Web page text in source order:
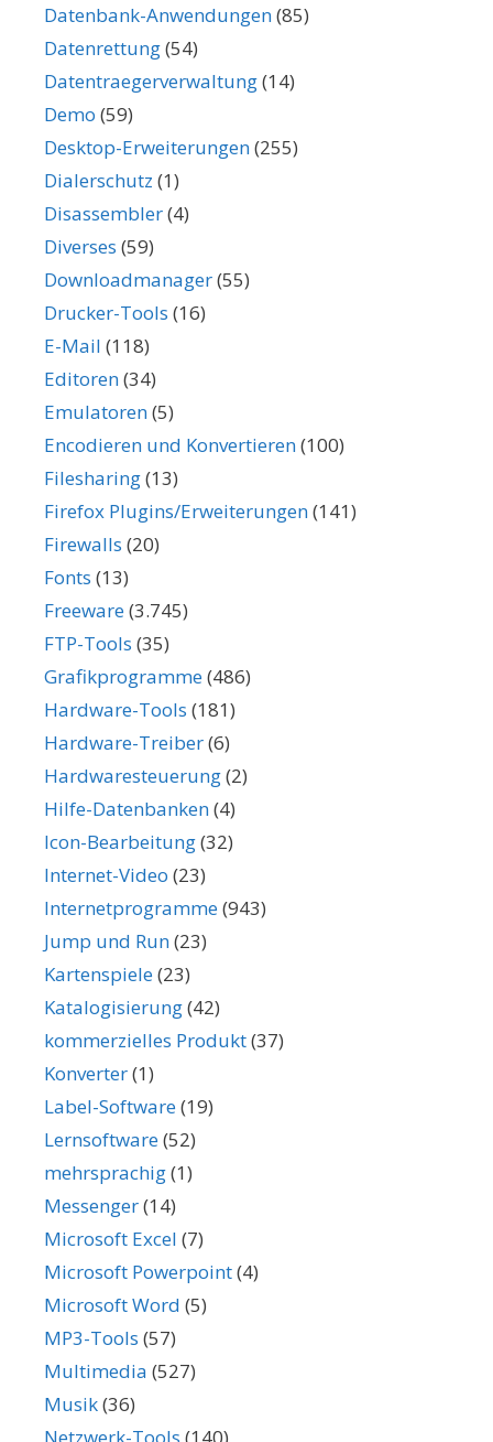
Datenbank-Anwendungen(85)
Datenrettung(54)
Datentraegerverwaltung(14)
Demo (59)
Desktop-Erweiterungen(255)
Dialerschutz (1)
Disassembler(4)
Diverses (59)
Downloadmanager(55)
Drucker-Tools (16)
E-Mail (118)
Editoren(34)
Emulatoren(5)
Encodieren und Konvertieren(100)
Filesharing(13)
Firefox Plugins/Erweiterungen(141)
Firewalls (20)
Fonts (13)
Freeware(3.745)
FTP-Tools (35)
Grafikprogramme(486)
Hardware-Tools (181)
Hardware-Treiber(6)
Hardwaresteuerung(2)
Hilfe-Datenbanken(4)
Icon-Bearbeitung(32)
Internet-Video (23)
Internetprogramme(943)
Jump und Run(23)
Kartenspiele(23)
Katalogisierung(42)
kommerzielles Produkt(37)
Konverter(1)
Label-Software(19)
Lernsoftware(52)
mehrsprachig(1)
Messenger(14)
Microsoft Excel (7)
Microsoft Powerpoint(4)
Microsoft Word (5)
MP3-Tools (57)
Multimedia (527)
Musik(36)
Netzwerk-Tools (140)